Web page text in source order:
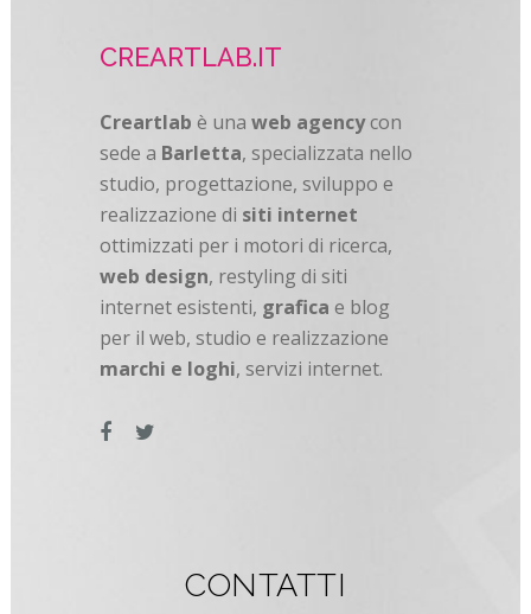
CREARTLAB.IT
Creartlab è una web agencycon
sede a Barletta, specializzata nello
studio, progettazione, sviluppo e
realizzazione di siti internet
ottimizzati per i motori di ricerca,
web design, restyling di siti
internet esistenti, grafica e blog
per il web, studio e realizzazione
marchi e loghi, servizi internet.
CONTATTI